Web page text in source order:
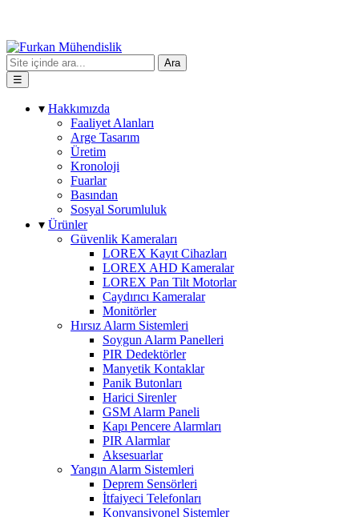
Ara
☰
▾ Hakkımızda
Faaliyet Alanları
Arge Tasarım
Üretim
Kronoloji
Fuarlar
Basından
Sosyal Sorumluluk
▾ Ürünler
Güvenlik Kameraları
LOREX Kayıt Cihazları
LOREX AHD Kameralar
LOREX Pan Tilt Motorlar
Caydırıcı Kameralar
Monitörler
Hırsız Alarm Sistemleri
Soygun Alarm Panelleri
PIR Dedektörler
Manyetik Kontaklar
Panik Butonları
Harici Sirenler
GSM Alarm Paneli
Kapı Pencere Alarmları
PIR Alarmlar
Aksesuarlar
Yangın Alarm Sistemleri
Deprem Sensörleri
İtfaiyeci Telefonları
Konvansiyonel Sistemler